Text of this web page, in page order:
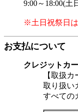
9:00～18:00(土
※土日祝祭日は
お支払について
クレジットカ
【取扱カ
取り扱い
すべての